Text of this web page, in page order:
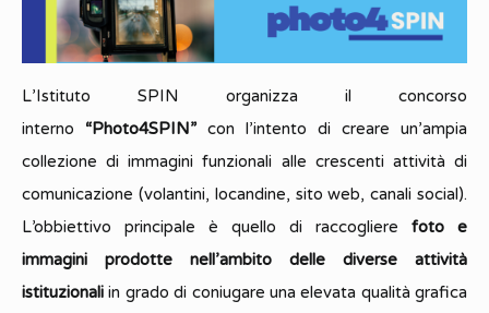
L’Istituto SPIN organizza il concorso
interno “Photo4SPIN” con l’intento di creare un’ampia
collezione di immagini funzionali alle crescenti attività di
comunicazione (volantini, locandine, sito web, canali social).
L’obbiettivo principale è quello di raccogliere foto e
immagini prodotte nell’ambito delle diverse attività
istituzionaliin grado di coniugare una elevata qualità grafica